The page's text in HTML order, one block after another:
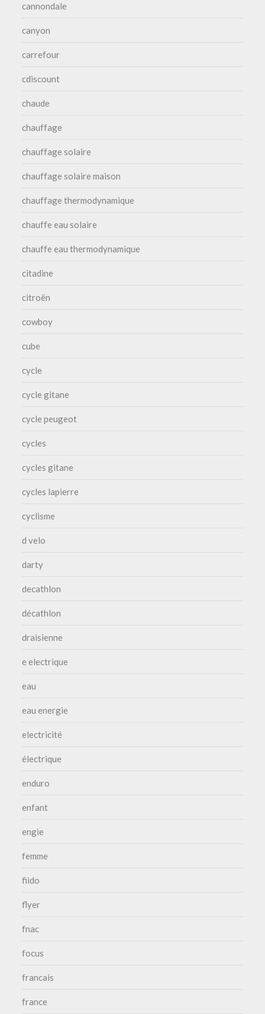
cannondale
canyon
carrefour
cdiscount
chaude
chauffage
chauffage solaire
chauffage solaire maison
chauffage thermodynamique
chauffe eau solaire
chauffe eau thermodynamique
citadine
citroën
cowboy
cube
cycle
cycle gitane
cycle peugeot
cycles
cycles gitane
cycles lapierre
cyclisme
d velo
darty
decathlon
décathlon
draisienne
e electrique
eau
eau energie
electricité
électrique
enduro
enfant
engie
femme
fiido
flyer
fnac
focus
francais
france